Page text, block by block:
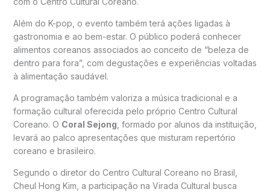
Além do K-pop, o evento também terá ações ligadas à
gastronomia e ao bem-estar. O público poderá conhecer
alimentos coreanos associados ao conceito de “beleza de
dentro para fora”, com degustações e experiências voltadas
à alimentação saudável.
A programação também valoriza a música tradicional e a
formação cultural oferecida pelo próprio Centro Cultural
Coreano. O Coral Sejong , formado por alunos da instituição,
levará ao palco apresentações que misturam repertório
coreano e brasileiro.
Segundo o diretor do Centro Cultural Coreano no Brasil,
Cheul Hong Kim, a participação na Virada Cultural busca